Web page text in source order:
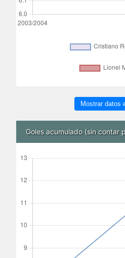
Mostrar datos
Goles acumulado (sin contar